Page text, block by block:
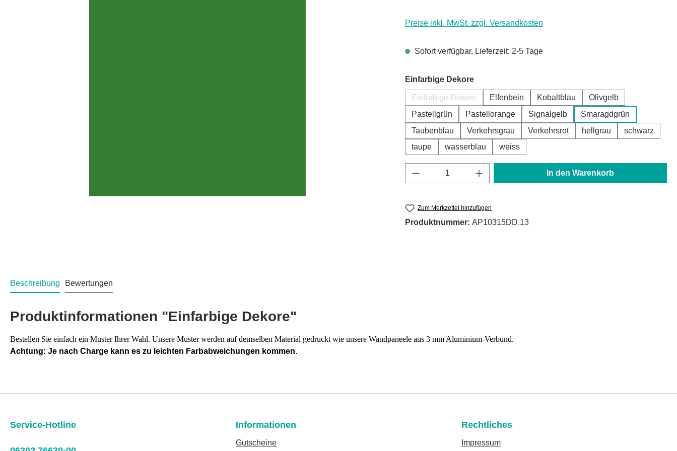
Preise inkl. MwSt. zzgl. Versandkosten
Sofort verfügbar, Lieferzeit: 2-5 Tage
Einfarbige Dekoreauswählen
Einfarbige Dekore
(Diese Option ist zurzeit nicht verfügbar.)
Elfenbein Kobaltblau
Olivgelb
Pastellgrün
Pastellorange Signalgelb
Smaragdgrün
Taubenblau
Verkehrsgrau Verkehrsrot hellgrau
schwarz
taupe
wasserblau weiss
Produkt Anzahl: Gib den gewünschten Wert ein
In den Warenkorb
Zum Merkzettel hinzufügen
Produktnummer: AP10315DD.13
Beschreibung Bewertungen
Produktinformationen "Einfarbige Dekore"
Bestellen Sie einfach ein Muster Ihrer Wahl. Unsere Muster werden auf demselben Material gedruckt wie unsere Wandpaneele aus 3 mm Aluminium-Verbund.
Achtung: Je nach Charge kann es zu leichten Farbabweichungen kommen.
Service-Hotline Informationen
Gutscheine
Rechtliches
Impressum